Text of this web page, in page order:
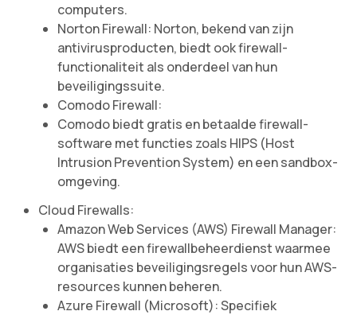
computers.
Norton Firewall: Norton, bekend van zijn
antivirusproducten, biedt ook firewall-
functionaliteit als onderdeel van hun
beveiligingssuite.
Comodo Firewall:
Comodo biedt gratis en betaalde firewall-
software met functies zoals HIPS (Host
Intrusion Prevention System) en een sandbox-
omgeving.
Cloud Firewalls:
Amazon Web Services (AWS) Firewall Manager:
AWS biedt een firewallbeheerdienst waarmee
organisaties beveiligingsregels voor hun AWS-
resources kunnen beheren.
Azure Firewall (Microsoft): Specifiek